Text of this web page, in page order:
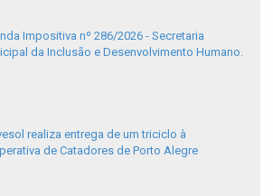
Impositiva nº 286/2026 - Secretaria
da Inclusão e Desenvolvimento Humano.
realiza entrega de um triciclo à
de Catadores de Porto Alegre